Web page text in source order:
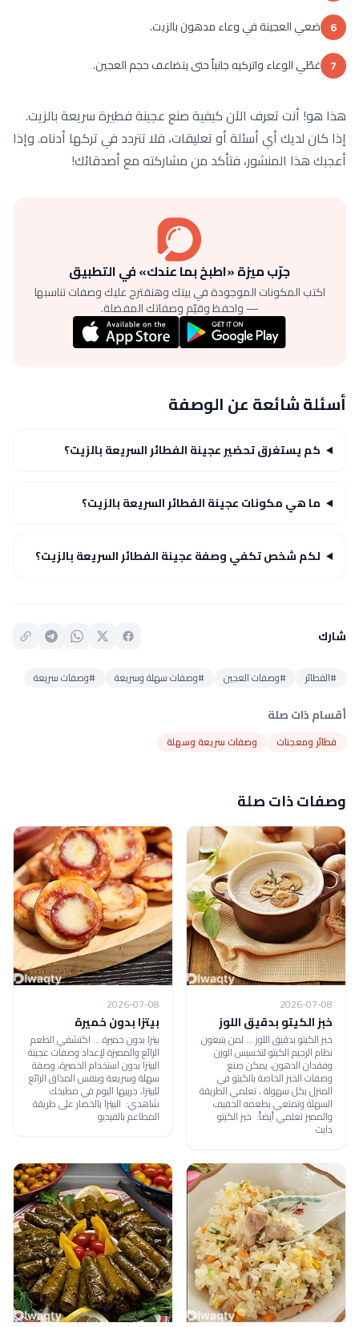
6 ضعي العجينة في وعاء مدهون بالزيت.
7 غطّي الوعاء واتركيه جانباً حتى يتضاعف حجم العجين.
هذا هو! أنت تعرف الآن كيفية صنع عجينة فطيرة سريعة بالزيت.
إذا كان لديك أي أسئلة أو تعليقات، فلا تتردد في تركها أدناه. وإذا
أعجبك هذا المنشور، فتأكد من مشاركته مع أصدقائك!
جرّب ميزة «اطبخ بما عندك» في التطبيق
اكتب المكونات الموجودة في بيتك وهنقترح عليك وصفات تناسبها
— واحفظ وقيّم وصفاتك المفضلة.
أسئلة شائعة عن الوصفة
كم يستغرق تحضير عجينة الفطائر السريعة بالزيت؟
ما هي مكونات عجينة الفطائر السريعة بالزيت؟
لكم شخص تكفي وصفة عجينة الفطائر السريعة بالزيت؟
شارك
#الفطائر #وصفات العجين #وصفات سهلة وسريعة #وصفات سريعة
أقسام ذات صلة
فطائر ومعجنات وصفات سريعة وسهلة
وصفات ذات صلة
2026-07-08
خبز الكيتو بدقيق اللوز
خبز الكيتو بدقيق اللوز ... لمن يتبعون
نظام الرجيم الكيتو لتخسيس الوزن
وفقدان الدهون، يمكن صنع
وصفات الخبز الخاصة بالكيتو في
المنزل بكل سهولة ، تعلمي الطريقة
السهلة وتمتعي بطعمه الخفيف
والمميز تعلمي أيضاً: خبز الكيتو
دايت
2026-07-08
بيتزا بدون خميرة
بيتزا بدون خميرة ... اكتشفي الطعم
الرائع والمميزة لإعداد وصفات عجينة
البيتزا بدون استخدام الخميرة، وصفة
سهلة وسريعة وبنفس المذاق الرائع
للبيتزا، جربيها اليوم في مطبخك
شاهدي: البيتزا بالخضار على طريقة
المطاعم بالفيديو